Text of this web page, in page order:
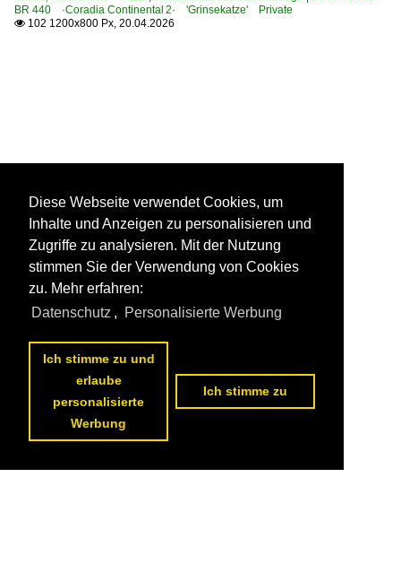
BR 440 ·Coradia Continental 2· 'Grinsekatze' Private
 102 1200x800 Px, 20.04.2026
Diese Webseite verwendet Cookies, um
Inhalte und Anzeigen zu personalisieren und
Zugriffe zu analysieren. Mit der Nutzung
stimmen Sie der Verwendung von Cookies
zu. Mehr erfahren:
Datenschutz , Personalisierte Werbung
Ich stimme zu und
erlaube
personalisierte
Werbung
Ich stimme zu